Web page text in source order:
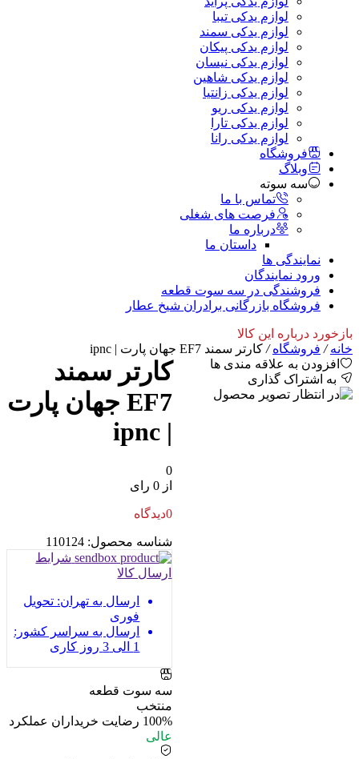
لوازم یدکی تیبا
لوازم یدکی سمند
لوازم یدکی پیکان
لوازم یدکی نیسان
لوازم یدکی شاهین
لوازم یدکی زانتیا
لوازم یدکی ریو
لوازم یدکی تارا
لوازم یدکی رانا
فروشگاه
وبلاگ
سه سوته
تماس با ما
فرصت های شغلی
درباره ما
داستان ما
نمایندگی ها
ورود نمایندگان
فروشندگی در سه سوت قطعه
فروشگاه بازرگانی برادران شیخ عطار
بازخورد درباره این کالا
خانه/ فروشگاه/ کارتر سمند EF7 جهان پارت | ipnc
افزودن به علاقه مندی ها
به اشتراک گذاری
کارتر سمند
EF7 جهان پارت
| ipnc
0
از 0 رای
0دیدگاه
شناسه محصول: 110124
شرایط
ارسال کالا
ارسال به تهران: تحویل
فوری
ارسال به سراسر کشور:
1 الی 3 روز کاری
سه سوت قطعه
منتخب
100% رضایت خریداران عملکرد
عالی